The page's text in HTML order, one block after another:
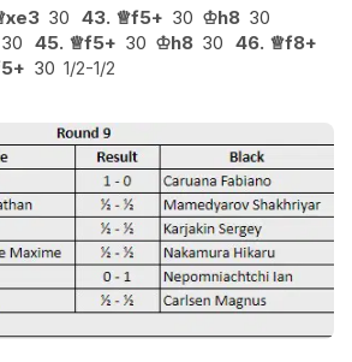
xe3 30 43. ♕f5+ 30 ♔h8 30
30 45. ♕f5+ 30 ♔h8 30 46. ♕f8+
30 1/2-1/2